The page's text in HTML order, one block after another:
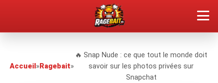
SOUMETTRE SA RAGE
Accueil » Ragebait»
🔥 Snap Nude : ce que tout le monde doit
savoir sur les photos privées sur
Snapchat